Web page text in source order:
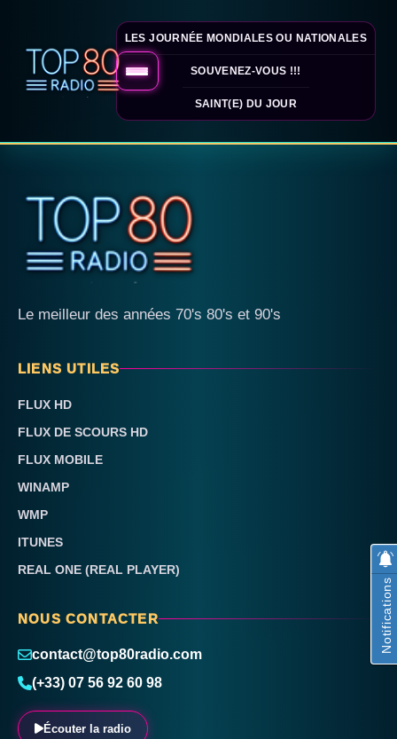
LES JOURNÉE MONDIALES OU NATIONALES
SOUVENEZ-VOUS !!!
SAINT(E) DU JOUR
Le meilleur des années 70's 80's et 90's
LIENS UTILES
FLUX HD
FLUX DE SCOURS HD
FLUX MOBILE
WINAMP
WMP
ITUNES
REAL ONE (REAL PLAYER)
NOUS CONTACTER
contact@top80radio.com
(+33) 07 56 92 60 98
Écouter la radio
Notifications